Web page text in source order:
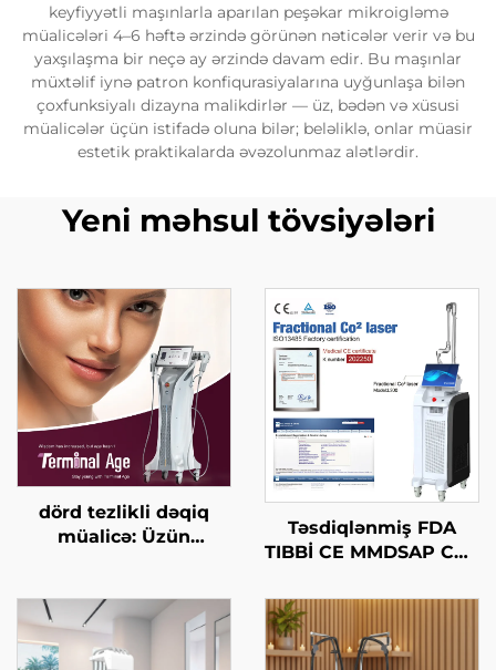
keyfiyyətli maşınlarla aparılan peşəkar mikroigləmə
müalicələri 4–6 həftə ərzində görünən nəticələr verir və bu
yaxşılaşma bir neçə ay ərzində davam edir. Bu maşınlar
müxtəlif iynə patron konfiqurasiyalarına uyğunlaşa bilən
çoxfunksiyalı dizayna malikdirlər — üz, bədən və xüsusi
müalicələr üçün istifadə oluna bilər; beləliklə, onlar müasir
estetik praktikalarda əvəzolunmaz alətlərdir.
Yeni məhsul tövsiyələri
dörd tezlikli dəqiq
müalicə: Üzün
bədənin
formalaşdırılması, son
yaş HIFU maşını
Təsdiqlənmiş FDA
TIBBİ CE MMDSAP CO2
Maşını